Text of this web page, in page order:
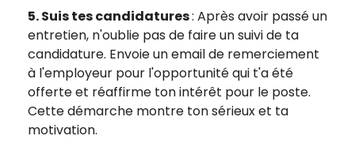
5. Suis tes candidatures: Après avoir passé un
entretien, n'oublie pas de faire un suivi de ta
candidature. Envoie un email de remerciement
à l'employeur pour l'opportunité qui t'a été
offerte et réaffirme ton intérêt pour le poste.
Cette démarche montre ton sérieux et ta
motivation.